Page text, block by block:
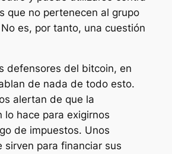
que no pertenecen al grupo
es, por tanto, una cuestión
defensores del bitcoin, en
de nada de todo esto.
alertan de que la
lo hace para exigirnos
de impuestos. Unos
sirven para financiar sus